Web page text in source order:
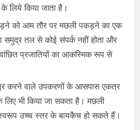
लिये किया जाता है।
को आम तौर पर मछली पकड़ने का एक
तल से कोई संपर्क नहीं होता और
प्रजातियों का आकस्मिक रूप से
करने वाले उपकरणों के आसपास एकत्र
भी किया जा सकता है। मछली
उच्च स्तर के बायकैच हो सकते हैं।